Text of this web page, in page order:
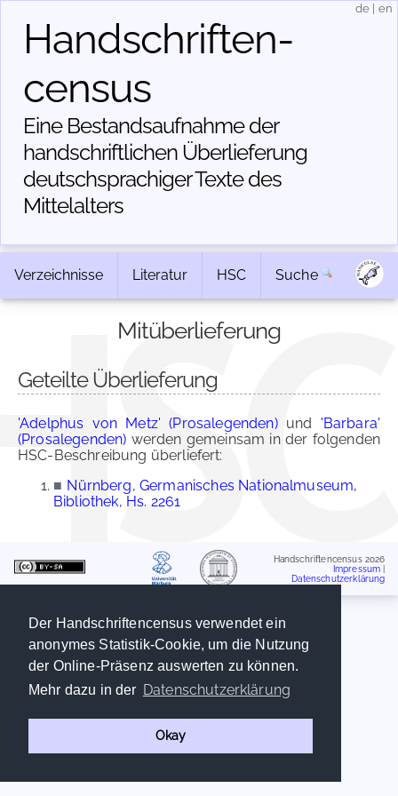
Der Handschriftencensus verwendet ein
anonymes Statistik-Cookie, um die Nutzung
der Online-Präsenz auswerten zu können.
Mehr dazu in der Datenschutzerklärung
Okay
Handschriften­
census
Eine Bestandsaufnahme der
handschriftlichen Über­lieferung
deutschsprachiger Texte des
Mittelalters
de en
Verzeichnisse Literatur HSC Suche
Mitüberlieferung
Geteilte Überlieferung
'Adelphus von Metz' (Prosalegenden)und 'Barbara'
(Prosalegenden) werden gemeinsam in der folgenden
HSC-Beschreibung überliefert:
■ Nürnberg, Germanisches Nationalmuseum,
Bibliothek, Hs. 2261
Handschriftencensus 2026
Impressum
Datenschutzerklärung